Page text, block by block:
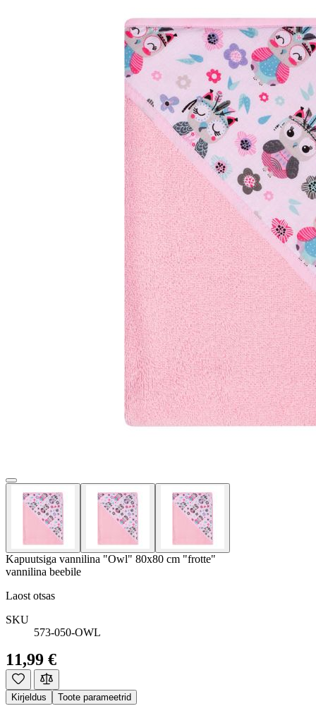
Kapuutsiga vannilina "Owl" 80x80 cm "frotte"
vannilina beebile
Laost otsas
SKU
573-050-OWL
11,99 €
Kirjeldus Toote parameetrid